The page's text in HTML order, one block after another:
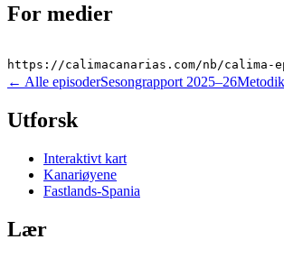
For medier
https://calimacanarias.com/nb/calima-
← Alle episoderSesongrapport 2025–26
Utforsk
Interaktivt kart
Kanariøyene
Fastlands-Spania
Lær